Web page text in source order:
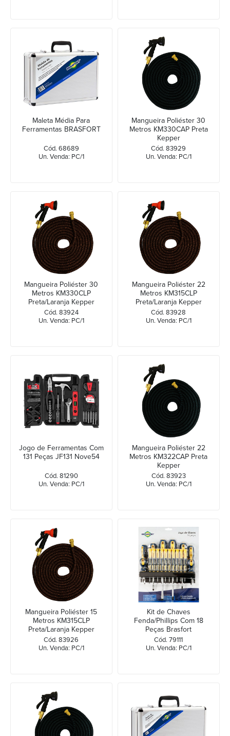
Maleta Média Para
Ferramentas BRASFORT
Cód. 68689
Un. Venda: PC/1
Mangueira Poliéster 30
Metros KM330CAP Preta
Kepper
Cód. 83929
Un. Venda: PC/1
Mangueira Poliéster 30
Metros KM330CLP
Preta/Laranja Kepper
Cód. 83924
Un. Venda: PC/1
Mangueira Poliéster 22
Metros KM315CLP
Preta/Laranja Kepper
Cód. 83928
Un. Venda: PC/1
Jogo de Ferramentas Com
131 Peças JF131 Nove54
Cód. 81290
Un. Venda: PC/1
Mangueira Poliéster 22
Metros KM322CAP Preta
Kepper
Cód. 83923
Un. Venda: PC/1
Mangueira Poliéster 15
Metros KM315CLP
Preta/Laranja Kepper
Cód. 83926
Un. Venda: PC/1
Kit de Chaves
Fenda/Phillips Com 18
Peças Brasfort
Cód. 79111
Un. Venda: PC/1